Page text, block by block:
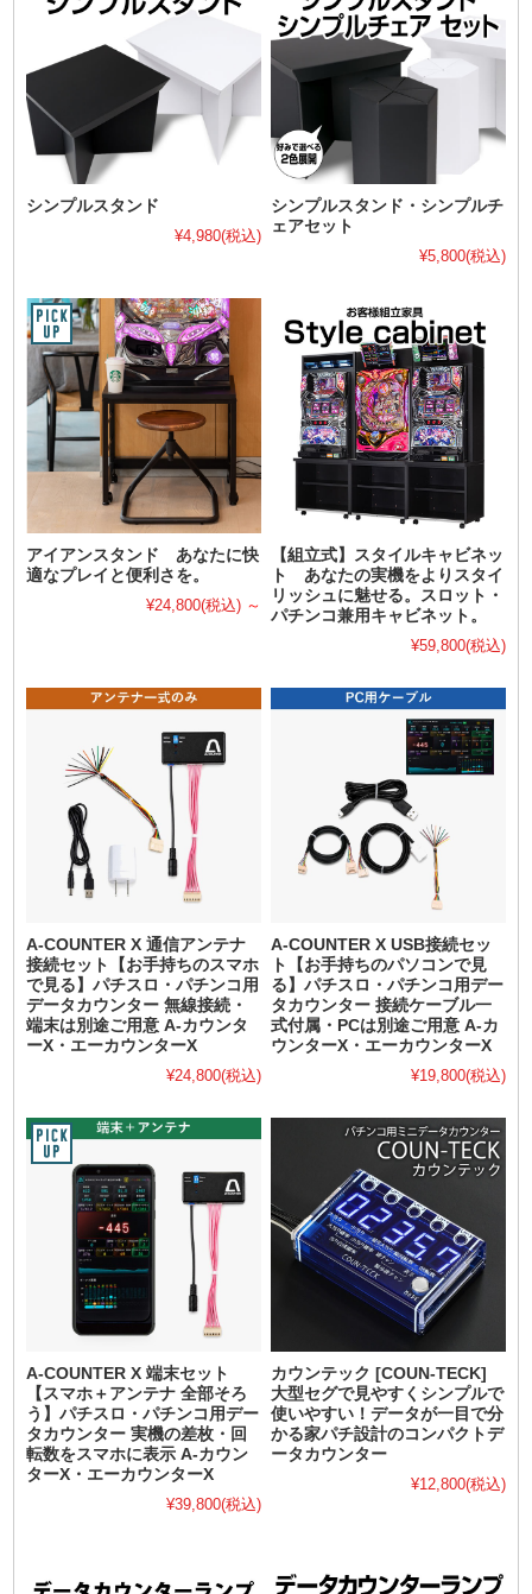
シンプルスタンド
¥4,980(税込)
シンプルスタンド・シンプルチ
ェアセット
¥5,800(税込)
アイアンスタンド あなたに快
適なプレイと便利さを。
¥24,800(税込) ～
【組立式】スタイルキャビネッ
ト あなたの実機をよりスタイ
リッシュに魅せる。スロット・
パチンコ兼用キャビネット。
¥59,800(税込)
A-COUNTER X 通信アンテナ
接続セット【お手持ちのスマホ
で見る】パチスロ・パチンコ用
データカウンター 無線接続・
端末は別途ご用意 A-カウンタ
ーX・エーカウンターX
¥24,800(税込)
A-COUNTER X USB接続セッ
ト【お手持ちのパソコンで見
る】パチスロ・パチンコ用デー
タカウンター 接続ケーブル一
式付属・PCは別途ご用意 A-カ
ウンターX・エーカウンターX
¥19,800(税込)
A-COUNTER X 端末セット
【スマホ＋アンテナ 全部そろ
う】パチスロ・パチンコ用デー
タカウンター 実機の差枚・回
転数をスマホに表示 A-カウン
ターX・エーカウンターX
¥39,800(税込)
カウンテック [COUN-TECK]
大型セグで見やすくシンプルで
使いやすい！データが一目で分
かる家パチ設計のコンパクトデ
ータカウンター
¥12,800(税込)